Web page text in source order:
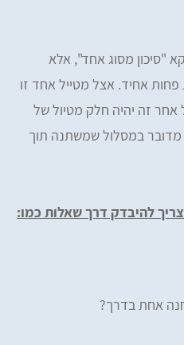
"סיכון מסוג אחד", אלא
אחיד. אצל מטייל אחד זו
זה יהיה חלק מטיול של
מדובר במסלול שמשתנה תוך
להיבדק דרך שאלות כמו:
אחת בדרך?